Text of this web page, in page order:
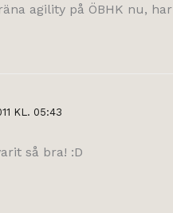
agility på ÖBHK nu,
KL. 05:43
så bra! :D